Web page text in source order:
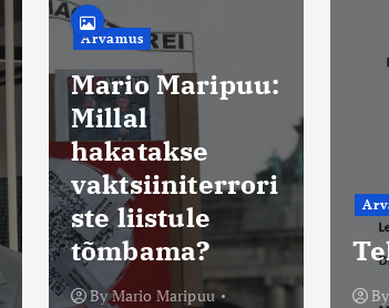
Arvamus Saated
Tehnokraat 65
Byheiki
By